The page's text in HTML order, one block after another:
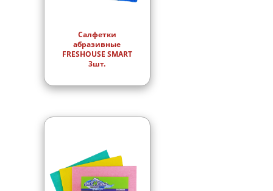
Салфетки
абразивные
FRESHOUSE SMART
3шт.